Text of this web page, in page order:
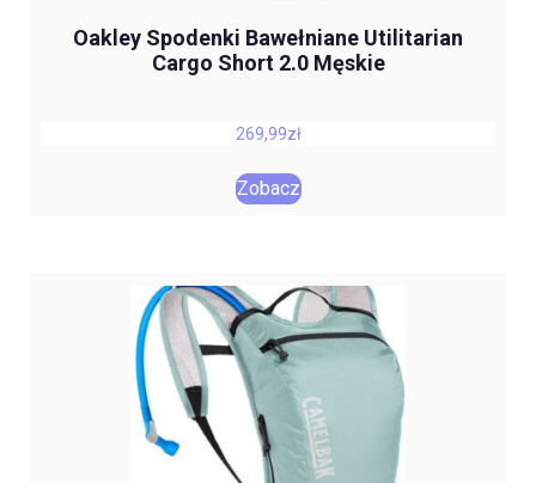
Oakley Spodenki Bawełniane Utilitarian
Cargo Short 2.0 Męskie
269,99zł
Zobacz